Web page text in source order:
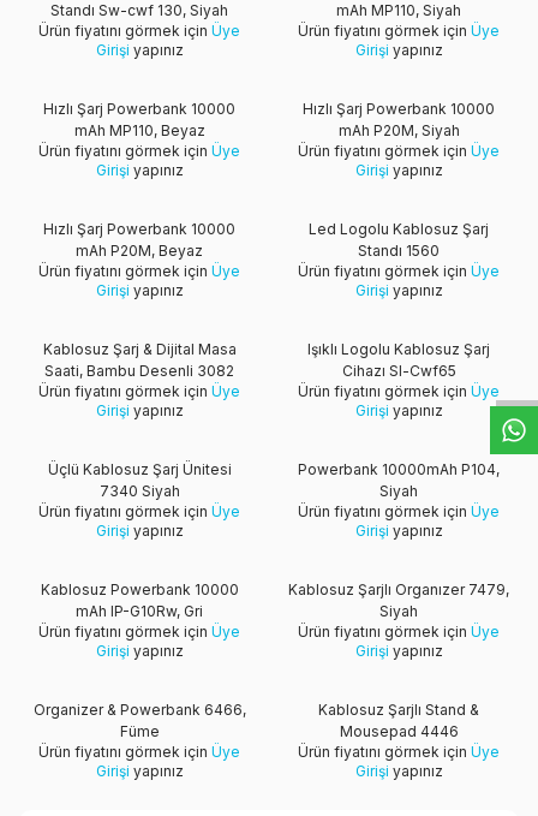
Standı Sw-cwf 130, Siyah
Ürün fiyatını görmek için Üye
Girişi yapınız
mAh MP110, Siyah
Ürün fiyatını görmek için Üye
Girişi yapınız
Yeni
Hızlı Şarj Powerbank 10000
mAh MP110, Beyaz
Ürün fiyatını görmek için Üye
Girişi yapınız
Yeni
Hızlı Şarj Powerbank 10000
mAh P20M, Siyah
Ürün fiyatını görmek için Üye
Girişi yapınız
Yeni
Hızlı Şarj Powerbank 10000
mAh P20M, Beyaz
Ürün fiyatını görmek için Üye
Girişi yapınız
YeniLed Logolu Kablosuz Şarj
Standı 1560
Ürün fiyatını görmek için Üye
Girişi yapınız
Yeni
Kablosuz Şarj & Dijital Masa
Saati, Bambu Desenli 3082
Ürün fiyatını görmek için Üye
Girişi yapınız
Işıklı Logolu Kablosuz Şarj
Cihazı Sl-Cwf65
Ürün fiyatını görmek için Üye
Girişi yapınız
Üçlü Kablosuz Şarj Ünitesi
7340 Siyah
Ürün fiyatını görmek için Üye
Girişi yapınız
Powerbank 10000mAh P104,
Siyah
Ürün fiyatını görmek için Üye
Girişi yapınız
Kablosuz Powerbank 10000
mAh IP-G10Rw, Gri
Ürün fiyatını görmek için Üye
Girişi yapınız
Kablosuz Şarjlı Organızer 7479,
Siyah
Ürün fiyatını görmek için Üye
Girişi yapınız
Organizer & Powerbank 6466,
Füme
Ürün fiyatını görmek için Üye
Girişi yapınız
Kablosuz Şarjlı Stand &
Mousepad 4446
Ürün fiyatını görmek için Üye
Girişi yapınız